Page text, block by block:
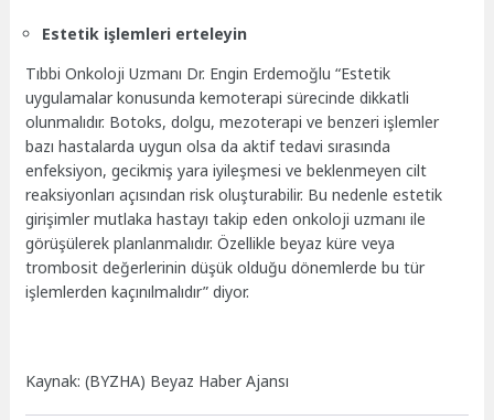
Estetik işlemleri erteleyin
Tıbbi Onkoloji Uzmanı Dr. Engin Erdemoğlu “Estetik
uygulamalar konusunda kemoterapi sürecinde dikkatli
olunmalıdır. Botoks, dolgu, mezoterapi ve benzeri işlemler
bazı hastalarda uygun olsa da aktif tedavi sırasında
enfeksiyon, gecikmiş yara iyileşmesi ve beklenmeyen cilt
reaksiyonları açısından risk oluşturabilir. Bu nedenle estetik
girişimler mutlaka hastayı takip eden onkoloji uzmanı ile
görüşülerek planlanmalıdır. Özellikle beyaz küre veya
trombosit değerlerinin düşük olduğu dönemlerde bu tür
işlemlerden kaçınılmalıdır” diyor.
Kaynak: (BYZHA) Beyaz Haber Ajansı